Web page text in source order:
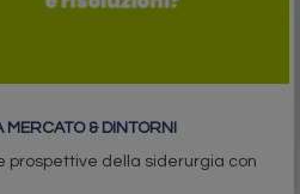
& DINTORNI
prospettive della siderurgia con